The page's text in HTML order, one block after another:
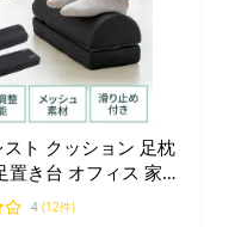
スト クッション 足枕
置き台 オフィス 家庭
4 (12件)